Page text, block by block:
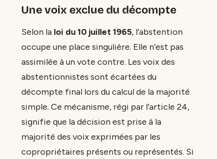
Une voix exclue du décompte
Selon la loi du 10 juillet 1965, l’abstention
occupe une place singulière. Elle n’est pas
assimilée à un vote contre. Les voix des
abstentionnistes sont écartées du
décompte final lors du calcul de la majorité
simple. Ce mécanisme, régi par l’article 24,
signifie que la décision est prise à la
majorité des voix exprimées par les
copropriétaires présents ou représentés. Si